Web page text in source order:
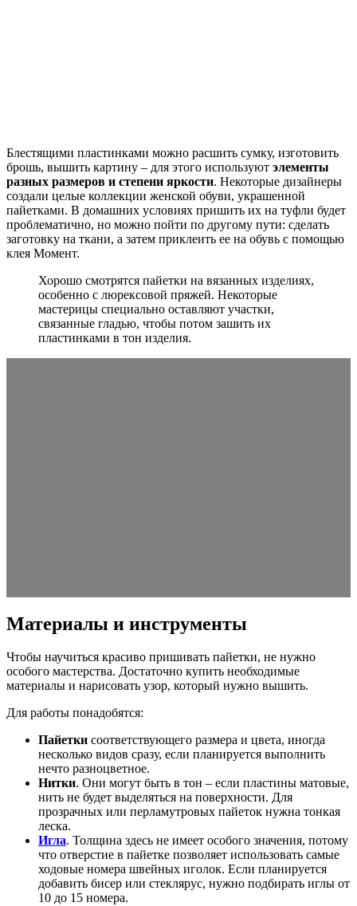
Блестящими пластинками можно расшить сумку, изготовить
брошь, вышить картину – для этого используют элементы
разных размеров и степени яркости. Некоторые дизайнеры
создали целые коллекции женской обуви, украшенной
пайетками. В домашних условиях пришить их на туфли будет
проблематично, но можно пойти по другому пути: сделать
заготовку на ткани, а затем приклеить ее на обувь с помощью
клея Момент.
Хорошо смотрятся пайетки на вязанных изделиях,
особенно с люрексовой пряжей. Некоторые
мастерицы специально оставляют участки,
связанные гладью, чтобы потом зашить их
пластинками в тон изделия.
Материалы и инструменты
Чтобы научиться красиво пришивать пайетки, не нужно
особого мастерства. Достаточно купить необходимые
материалы и нарисовать узор, который нужно вышить.
Для работы понадобятся:
Пайетки соответствующего размера и цвета, иногда
несколько видов сразу, если планируется выполнить
нечто разноцветное.
Нитки. Они могут быть в тон – если пластины матовые,
нить не будет выделяться на поверхности. Для
прозрачных или перламутровых пайеток нужна тонкая
леска.
Игла. Толщина здесь не имеет особого значения, потому
что отверстие в пайетке позволяет использовать самые
ходовые номера швейных иголок. Если планируется
добавить бисер или стеклярус, нужно подбирать иглы от
10 до 15 номера.